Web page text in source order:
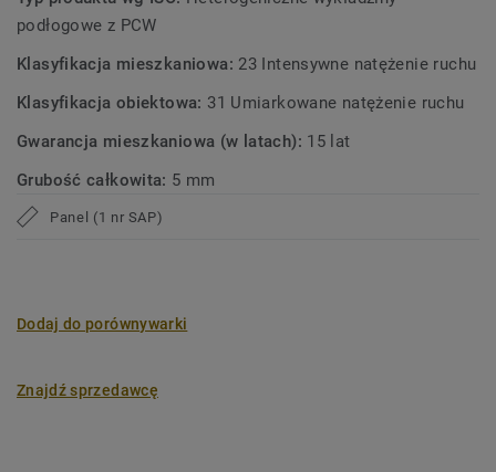
podłogowe z PCW
Klasyfikacja mieszkaniowa: 23 Intensywne natężenie ruchu
Klasyfikacja obiektowa: 31 Umiarkowane natężenie ruchu
Gwarancja mieszkaniowa (w latach): 15 lat
Grubość całkowita: 5 mm
Panel (1 nr SAP)
Dodaj do porównywarki
Znajdź sprzedawcę